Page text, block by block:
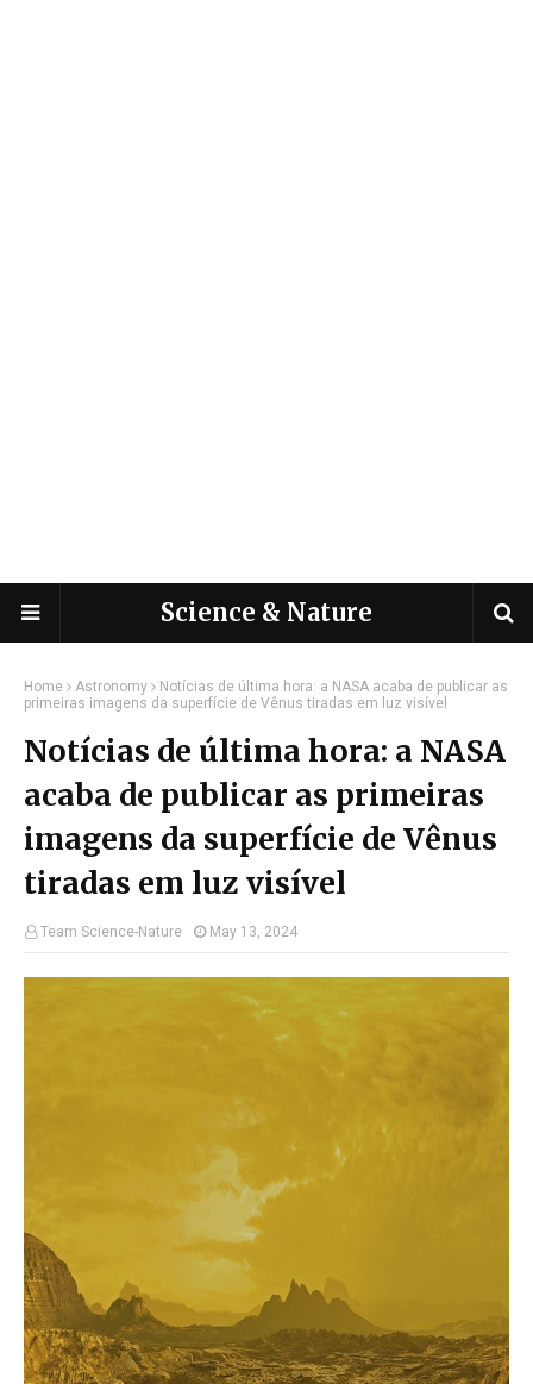
Science & Nature
Home Astronomy
Notícias de última hora: a NASA acaba de publicar as
primeiras imagens da superfície de Vênus tiradas em luz visível
Notícias de última hora: a NASA
acaba de publicar as primeiras
imagens da superfície de Vênus
tiradas em luz visível
Team Science-Nature May 13, 2024